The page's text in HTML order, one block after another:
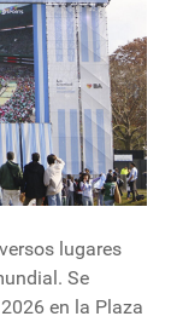
lugares
Se
en la Plaza